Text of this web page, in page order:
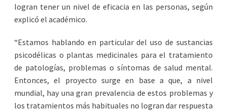
logran tener un nivel de eficacia en las personas, según
explicó el académico.
“Estamos hablando en particular del uso de sustancias
psicodélicas o plantas medicinales para el tratamiento
de patologías, problemas o síntomas de salud mental.
Entonces, el proyecto surge en base a que, a nivel
mundial, hay una gran prevalencia de estos problemas y
los tratamientos más habituales no logran dar respuesta